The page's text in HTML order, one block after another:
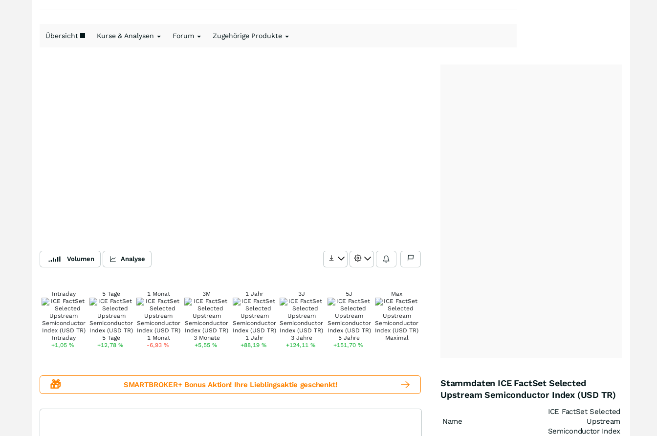
Übersicht Kurse & Analysen Forum Zugehörige Produkte
Volumen Analyse
Intraday
+1,05%
5 Tage
+12,78 %
1 Monat
-6,93 %
3M
+5,55 %
1 Jahr
+88,19 %
3J
+124,11 %
5J
+151,70%
Max
🎁 SMARTBROKER+ Bonus Aktion! Ihre Lieblingsaktie geschenkt!
Stammdaten ICE FactSet Selected
Upstream Semiconductor Index (USD TR)
Name
ICE FactSet Selected
Upstream
Semiconductor Index